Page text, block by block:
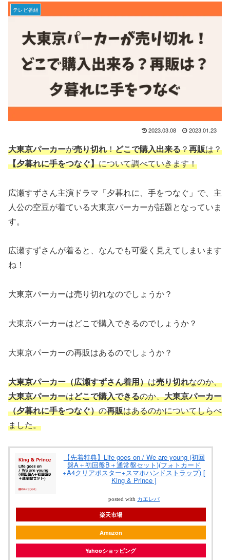
テレビ番組
2023.03.08 2023.01.23
大東京パーカーが売り切れ！どこで購入出来る？再販は？
【夕暮れに手をつなぐ】について調べていきます！
広瀬すずさん主演ドラマ「夕暮れに、手をつなぐ」で、主
人公の空豆が着ている大東京パーカーが話題となっていま
す。
広瀬すずさんが着ると、なんでも可愛く見えてしまいます
ね！
大東京パーカーは売り切れなのでしょうか？
大東京パーカーはどこで購入できるのでしょうか？
大東京パーカーの再販はあるのでしょうか？
大東京パーカー（広瀬すずさん着用）は売り切れなのか、
大東京パーカーはどこで購入できるのか、大東京パーカー
（夕暮れに手をつなぐ）の再販はあるのかについてしらべ
ました。
【先着特典】Life goes on / We are young (初回
盤A＋初回盤B＋通常盤セット)(フォトカード
+A4クリアポスター+スマホハンドストラップ) [
King & Prince ]
posted with カエレバ
楽天市場
Amazon
Yahooショッピング